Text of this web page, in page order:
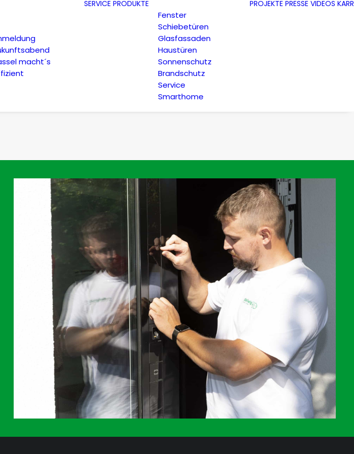
macht´s
SERVICE PRODUKTE
Fenster
Schiebetüren
Glasfassaden
Haustüren
Sonnenschutz
Brandschutz
Service
Smarthome
PROJEKTE PRESSE VIDEOS